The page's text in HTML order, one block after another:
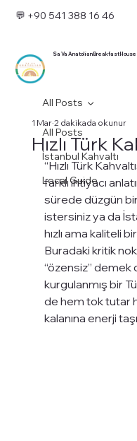
💬 +90 541 388 16 46
Sa Va Anatolian Breakfast House
All Posts
İstanbul Kahvaltı
Local Guide
All Posts
Hızlı Türk
1 Mar 2 dakikada okunur
“Hızlı Türk
farklı ihtiyacı
sürede düzgün
istersiniz ya da
hızlı ama kaliteli
Buradaki kritik
“özensiz” demek
kurgulanmış bir
de hem tok tutar
kalanına enerji